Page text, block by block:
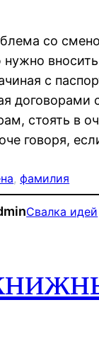
со
с
договорами
стоять в
говоря,
, фамилия
Свалка идей